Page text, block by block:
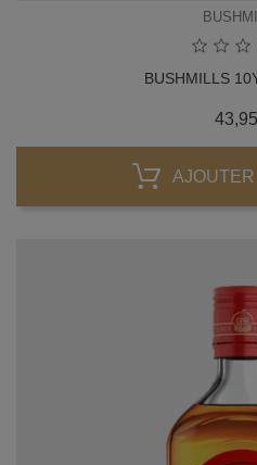
BUSHMILLS